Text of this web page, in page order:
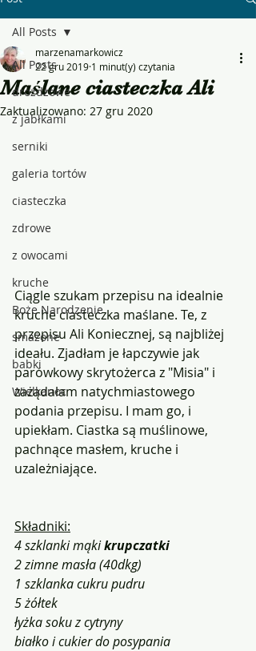
All Posts
drożdżowe
z jabłkami
serniki
galeria tortów
ciasteczka
zdrowe
z owocami
kruche
Boże Narodzenie
smażone
babki
Wielkanoc
All Posts
Maślane ciasteczka Ali
marzenamarkowicz
22 gru 2019 1 minut(y) czytania
Zaktualizowano: 27 gru 2020
Ciągle szukam przepisu na idealnie
kruche ciasteczka maślane. Te, z
przepisu Ali Koniecznej, są najbliżej
ideału. Zjadłam je łapczywie jak
parówkowy skrytożerca z "Misia" i
zażądałam natychmiastowego
podania przepisu. I mam go, i
upiekłam. Ciastka są muślinowe,
pachnące masłem, kruche i
uzależniające.
Składniki:
4 szklanki mąki krupczatki
2 zimne masła (40dkg)
1 szklanka cukru pudru
5 żółtek
łyżka soku z cytryny
białko i cukier do posypania